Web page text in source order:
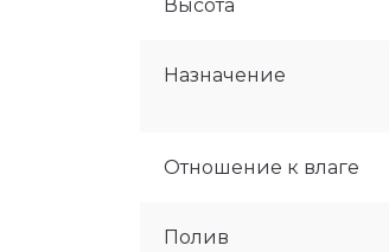
Высота
Назначение
Отношение к влаге
Полив